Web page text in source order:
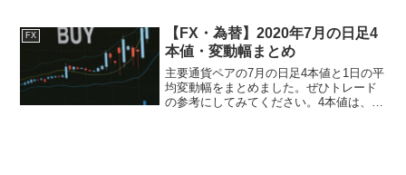
の数値を元に、今後のトレードを改善し
ていこうと...
FX
【FX・為替】2020年7月の日足4
本値・変動幅まとめ
主要通貨ペアの7月の日足4本値と1日の平
均変動幅をまとめました。ぜひトレード
の参考にしてみてください。4本値は、ひ